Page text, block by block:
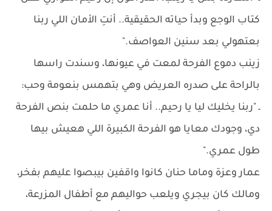
كتاب الوجع وبدأ حياته الحقيقية.. أنتِ الأمان اللي ربنا
بعتهولي بعد سنين العواصف."
زينب دموع الفرحة لمعت في عيونها، وسندت راسها
بالراحة على صدره العريض وهي بتهمس بنعومة وحب:
ـ "ربنا يخليك ليا يا رحيم.. أنا عمري ما حلمت بنص الفرحة
دي، وجودك معايا هو الفرحة الكبيرة اللي هعيش بيها
طول عمري."
عمار وعزة وماما حنان كانوا واقفين بيبصوا عليهم بفخر،
ومالك كان بيجري ويلعب حواليهم مع أطفال المزرعة،